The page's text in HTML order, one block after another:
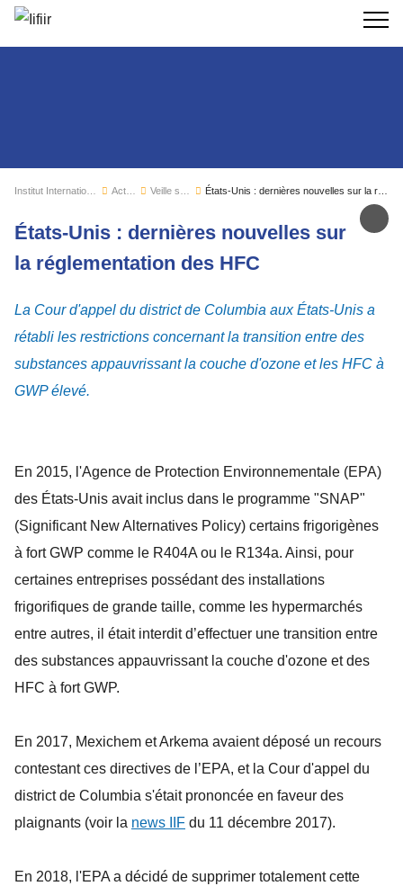
États-Unis : dernières nouvelles sur
la réglementation des HFC
La Cour d'appel du district de Columbia aux États-Unis a
rétabli les restrictions concernant la transition entre des
substances appauvrissant la couche d'ozone et les HFC à
GWP élevé.
En 2015, l'Agence de Protection Environnementale (EPA)
des États-Unis avait inclus dans le programme "SNAP"
(Significant New Alternatives Policy) certains frigorigènes
à fort GWP comme le R404A ou le R134a. Ainsi, pour
certaines entreprises possédant des installations
frigorifiques de grande taille, comme les hypermarchés
entre autres, il était interdit d’effectuer une transition entre
des substances appauvrissant la couche d'ozone et des
HFC à fort GWP.
En 2017, Mexichem et Arkema avaient déposé un recours
contestant ces directives de l’EPA, et la Cour d'appel du
district de Columbia s'était prononcée en faveur des
plaignants (voir la news IIF du 11 décembre 2017).
En 2018, l'EPA a décidé de supprimer totalement cette